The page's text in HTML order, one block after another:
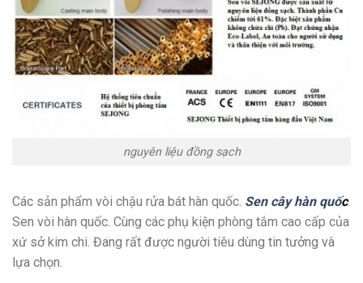
nguyên liệu đồng sạch
Các sản phẩm vòi chậu rửa bát hàn quốc. Sen cây hàn quốc.
Sen vòi hàn quốc. Cùng các phụ kiện phòng tắm cao cấp của
xứ sở kim chi. Đang rất được người tiêu dùng tin tưởng và
lựa chọn.